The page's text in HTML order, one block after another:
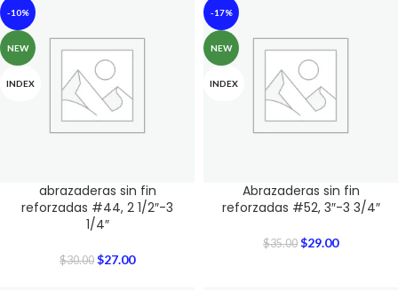
-10%
NEW
INDEX
abrazaderas sin fin
reforzadas #44, 2 1/2″-3
1/4″
$30.00 $27.00
-17%
NEW
INDEX
Abrazaderas sin fin
reforzadas #52, 3″-3 3/4″
$35.00 $29.00